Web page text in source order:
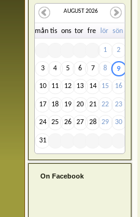
mån tis ons tor fre lör sön
1 2
3 4 5 6 7 8 9
10 11 12 13 14 15 16
17 18 19 20 21 22 23
24 25 26 27 28 29 30
31
AUGUST 2026
On Facebook